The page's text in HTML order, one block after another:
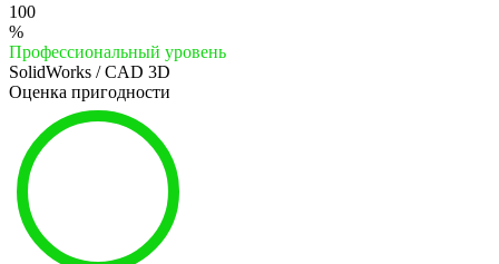
100
%
Профессиональный уровень
SolidWorks / CAD 3D
Оценка пригодности